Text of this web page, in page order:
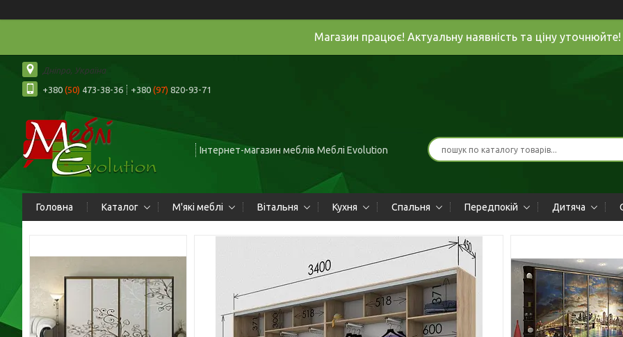
Магазин працює! Актуальну наявність та ціну уточнюйте!
Дніпро, Україна
+380 (50) 473-38-36 +380 (97) 820-93-71
Інтернет-магазин меблів Меблі Evolution
Головна Каталог М'які меблі Вітальня Кухня Спальня Передпокій Дитяча